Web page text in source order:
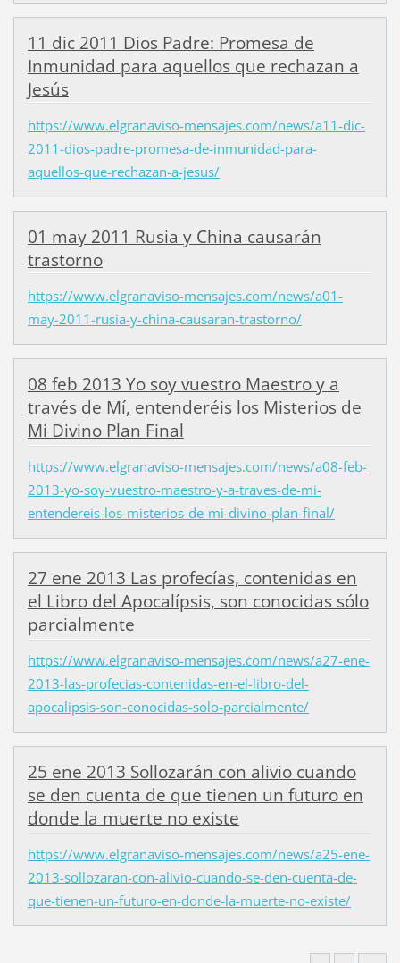
11 dic 2011 Dios Padre: Promesa de
Inmunidad para aquellos que rechazan a
Jesús
https://www.elgranaviso-mensajes.com/news/a11-dic-
2011-dios-padre-promesa-de-inmunidad-para-
aquellos-que-rechazan-a-jesus/
01 may 2011 Rusia y China causarán
trastorno
https://www.elgranaviso-mensajes.com/news/a01-
may-2011-rusia-y-china-causaran-trastorno/
08 feb 2013 Yo soy vuestro Maestro y a
través de Mí, entenderéis los Misterios de
Mi Divino Plan Final
https://www.elgranaviso-mensajes.com/news/a08-feb-
2013-yo-soy-vuestro-maestro-y-a-traves-de-mi-
entendereis-los-misterios-de-mi-divino-plan-final/
27 ene 2013 Las profecías, contenidas en
el Libro del Apocalípsis, son conocidas sólo
parcialmente
https://www.elgranaviso-mensajes.com/news/a27-ene-
2013-las-profecias-contenidas-en-el-libro-del-
apocalipsis-son-conocidas-solo-parcialmente/
25 ene 2013 Sollozarán con alivio cuando
se den cuenta de que tienen un futuro en
donde la muerte no existe
https://www.elgranaviso-mensajes.com/news/a25-ene-
2013-sollozaran-con-alivio-cuando-se-den-cuenta-de-
que-tienen-un-futuro-en-donde-la-muerte-no-existe/